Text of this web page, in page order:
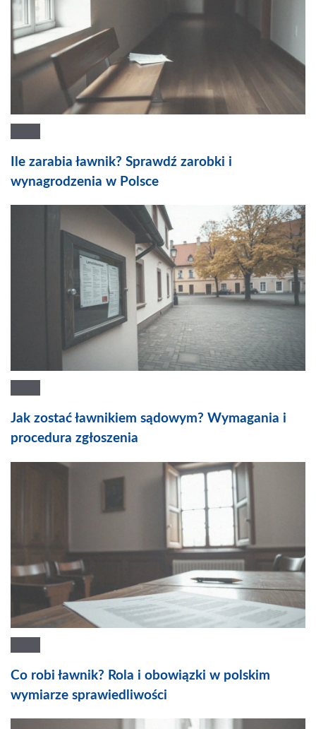
Ile zarabia ławnik? Sprawdź zarobki i
wynagrodzenia w Polsce
Jak zostać ławnikiem sądowym? Wymagania i
procedura zgłoszenia
Co robi ławnik? Rola i obowiązki w polskim
wymiarze sprawiedliwości